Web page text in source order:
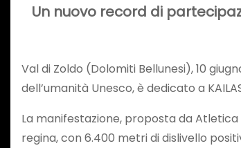
Un nuovo record di
Val di Zoldo (Dolomiti Bellunesi), 10
dell’umanità Unesco, è dedicato a
La manifestazione, proposta da Atletica
regina, con 6.400 metri di dislivello